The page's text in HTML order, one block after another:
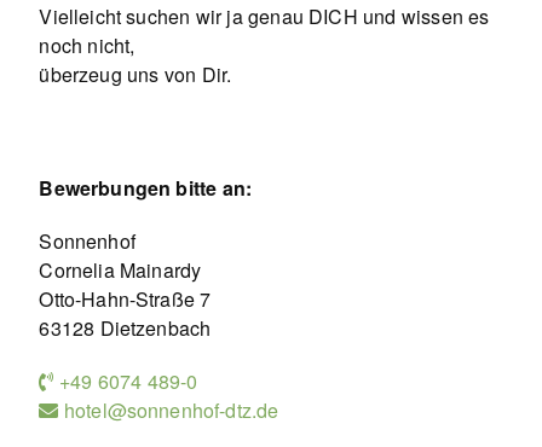
Vielleicht suchen wir ja genau DICH und wissen es
noch nicht,
überzeug uns von Dir.
Bewerbungen bitte an:
Sonnenhof
Cornelia Mainardy
Otto-Hahn-Straße 7
63128 Dietzenbach
+49 6074 489-0
hotel@sonnenhof-dtz.de